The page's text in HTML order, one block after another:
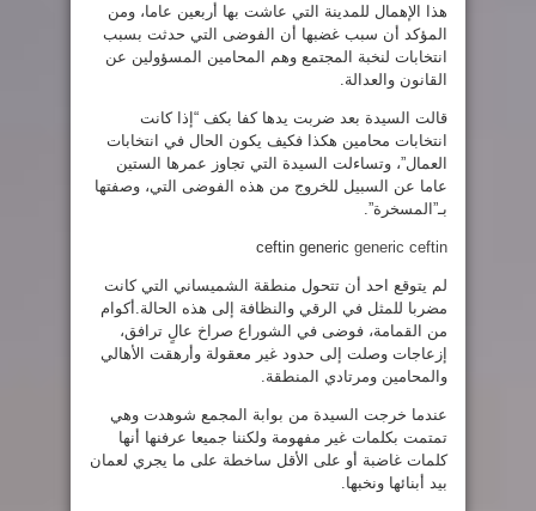
هذا الإهمال للمدينة التي عاشت بها أربعين عاما، ومن
المؤكد أن سبب غضبها أن الفوضى التي حدثت بسبب
انتخابات لنخبة المجتمع وهم المحامين المسؤولين عن
القانون والعدالة.
قالت السيدة بعد ضربت يدها كفا بكف “إذا كانت
انتخابات محامين هكذا فكيف يكون الحال في انتخابات
العمال”، وتساءلت السيدة التي تجاوز عمرها الستين
عاما عن السبيل للخروج من هذه الفوضى التي، وصفتها
بـ”المسخرة”.
ceftin generic generic ceftin
لم يتوقع احد أن تتحول منطقة الشميساني التي كانت
مضربا للمثل في الرقي والنظافة إلى هذه الحالة.أكوام
من القمامة، فوضى في الشوراع صراخ عالٍ ترافق،
إزعاجات وصلت إلى حدود غير معقولة وأرهقت الأهالي
والمحامين ومرتادي المنطقة.
عندما خرجت السيدة من بوابة المجمع شوهدت وهي
تمتمت بكلمات غير مفهومة ولكننا جميعا عرفنها أنها
كلمات غاضبة أو على الأقل ساخطة على ما يجري لعمان
بيد أبنائها ونخبها.